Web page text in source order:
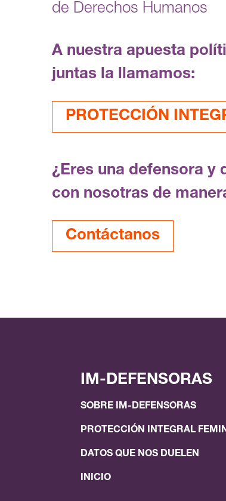
de Derechos Humanos
A nuestra apuesta
juntas la llamamos:
PROTECCIÓN
¿Eres una defensora y
con nosotras de
Contáctanos
IM-DEFENSORAS
SOBRE IM-DEFENSORAS
PROTECCIÓN INTEGRAL
DATOS QUE NOS DUELEN
INICIO